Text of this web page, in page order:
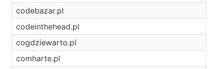
codebazar.pl
codeinthehead.pl
cogdziewarto.pl
comharte.pl